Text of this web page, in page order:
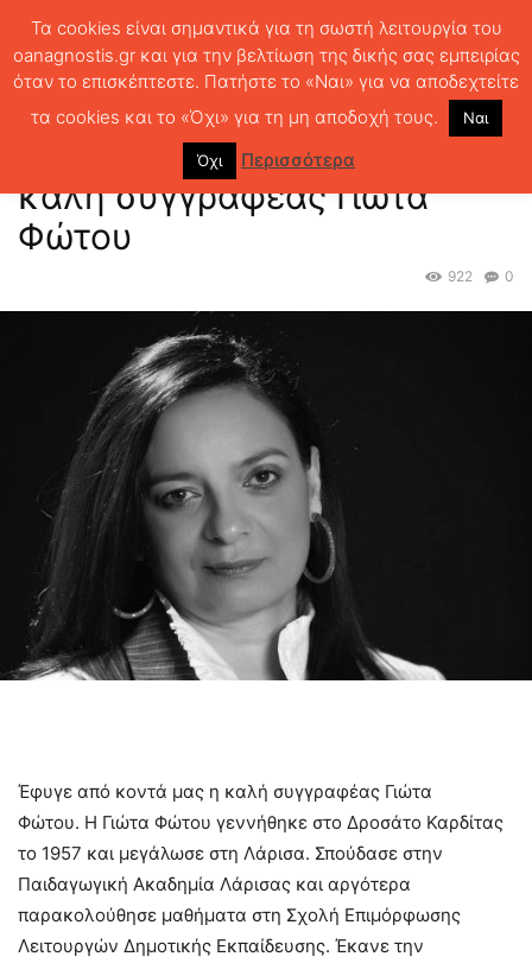
Έφυγε από κοντά μας η καλή συγγραφέας
Γιώτα Φώτου
Έφυγε από κοντά μας η
καλή συγγραφέας Γιώτα
Φώτου
0
922
Έφυγε από κοντά μας η καλή συγγραφέας Γιώτα
Φώτου. Η Γιώτα Φώτου γεννήθηκε στο Δροσάτο Καρδίτας
το 1957 και μεγάλωσε στη Λάρισα. Σπούδασε στην
Παιδαγωγική Ακαδημία Λάρισας και αργότερα
παρακολούθησε μαθήματα στη Σχολή Επιμόρφωσης
Λειτουργών Δημοτικής Εκπαίδευσης. Έκανε την
Τα cookies είναι σημαντικά για τη σωστή λειτουργία του
oanagnostis.gr και για την βελτίωση της δικής σας εμπειρίας
όταν το επισκέπτεστε. Πατήστε το «Ναι» για να αποδεχτείτε
τα cookies και το «Όχι» για τη μη αποδοχή τους.
Ναι
Όχι Περισσότερα